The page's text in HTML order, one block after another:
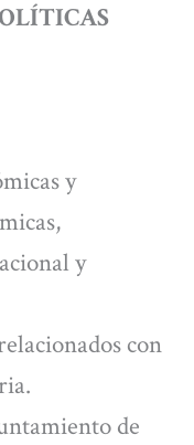
y
y
con
de